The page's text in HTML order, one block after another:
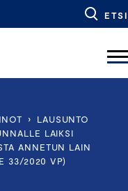
ETSI
›
LAUSUNTO
LAIKSI
ANNETUN LAIN
33/2020 VP)